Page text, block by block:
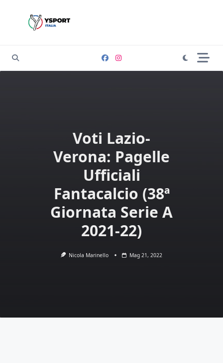
Voti Lazio-
Verona: Pagelle
Ufficiali
Fantacalcio (38ª
Giornata Serie A
2021-22)
Nicola Marinello Mag 21, 2022